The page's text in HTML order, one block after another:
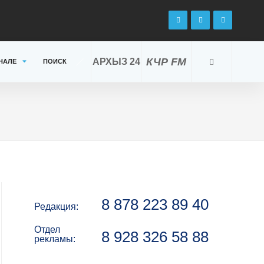
КЧР FM
АРХЫЗ 24
ПОИСК
Редакция: 8 878 223 89 40
Отдел
рекламы:
8 928 326 58 88